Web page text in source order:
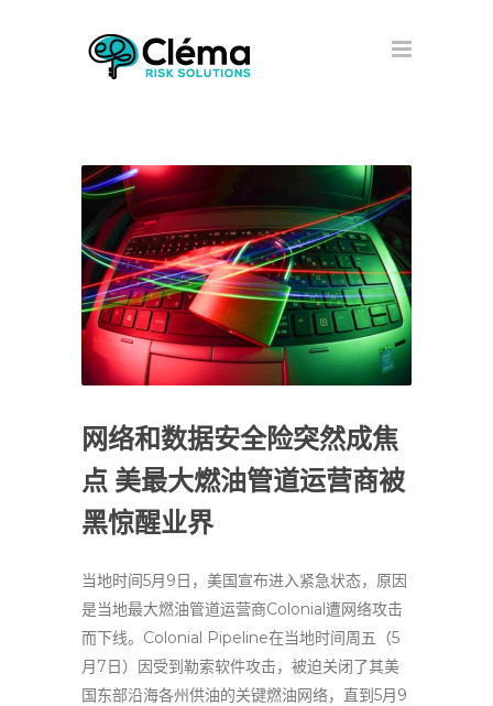
网络和数据安全险突然成焦
点 美最大燃油管道运营商被
黑惊醒业界
当地时间5月9日，美国宣布进入紧急状态，原因
是当地最大燃油管道运营商Colonial遭网络攻击
而下线。Colonial Pipeline在当地时间周五（5
月7日）因受到勒索软件攻击，被迫关闭了其美
国东部沿海各州供油的关键燃油网络，直到5月9